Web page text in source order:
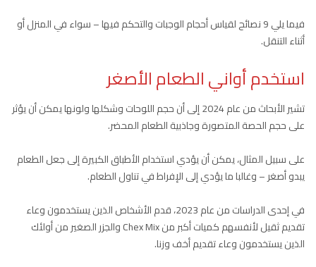
فيما يلي 9 نصائح لقياس أحجام الوجبات والتحكم فيها – سواء في المنزل أو
أثناء التنقل.
استخدم أواني الطعام الأصغر
تشير الأبحاث من عام 2024 إلى أن حجم اللوحات وشكلها ولونها يمكن أن يؤثر
على حجم الحصة المتصورة وجاذبية الطعام المحضر.
على سبيل المثال، يمكن أن يؤدي استخدام الأطباق الكبيرة إلى جعل الطعام
يبدو أصغر – وغالبا ما يؤدي إلى الإفراط في تناول الطعام.
في إحدى الدراسات من عام 2023، قدم الأشخاص الذين يستخدمون وعاء
تقديم ثقيل لأنفسهم كميات أكبر من Chex Mix والجزر الصغير من أولئك
الذين يستخدمون وعاء تقديم أخف وزنا.